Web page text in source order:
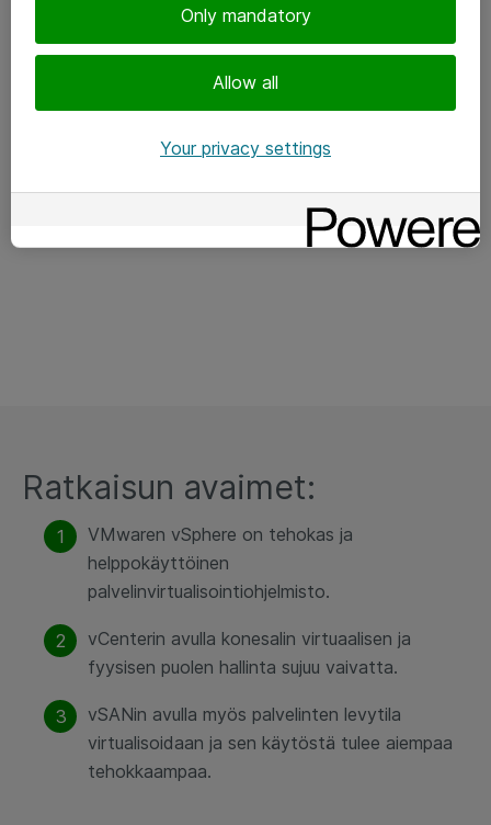
Ratkaisun avaimet:
VMwaren vSphere on tehokas ja
helppokäyttöinen
palvelinvirtualisointiohjelmisto.
vCenterin avulla konesalin virtuaalisen ja
fyysisen puolen hallinta sujuu vaivatta.
vSANin avulla myös palvelinten levytila
virtualisoidaan ja sen käytöstä tulee aiempaa
tehokkaampaa.
Only mandatory
Allow all
Your privacy settings